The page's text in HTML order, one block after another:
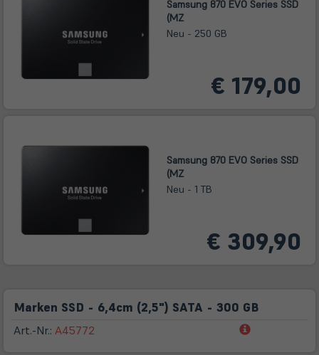
Samsung 870 EVO Series SSD
(MZ
Neu - 250 GB
€ 179,00
Samsung 870 EVO Series SSD
(MZ
Neu - 1 TB
€ 309,90
Marken SSD - 6,4cm (2,5") SATA - 300 GB
Art.-Nr.: A45772
(öffnet